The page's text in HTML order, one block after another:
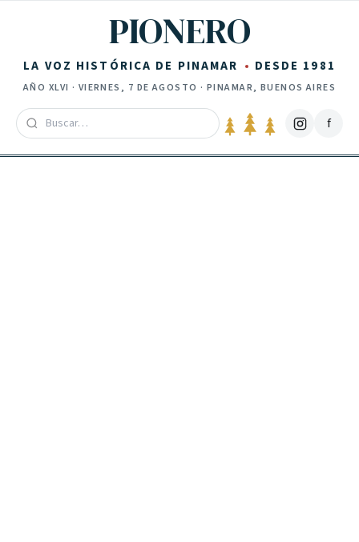
PIONERO
LA VOZ HISTÓRICA DE PINAMAR DESDE 1981
AÑO XLVI · VIERNES, 7 DE AGOSTO · PINAMAR, BUENOS AIRES
f